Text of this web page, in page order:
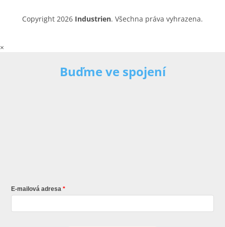
Copyright 2026 Industrien. Všechna práva vyhrazena.
×
Buďme ve spojení
E-mailová adresa